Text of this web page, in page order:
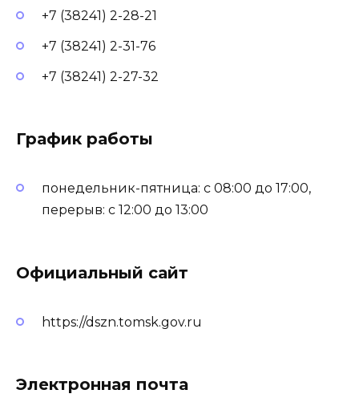
+7 (38241) 2-28-21
+7 (38241) 2-31-76
+7 (38241) 2-27-32
График работы
понедельник-пятница: с 08:00 до 17:00,
перерыв: с 12:00 до 13:00
Официальный сайт
https://dszn.tomsk.gov.ru
Электронная почта